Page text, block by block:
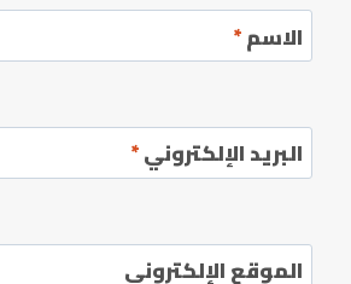
الاسم*
البريد الإلكتروني*
الموقع الإلكتروني